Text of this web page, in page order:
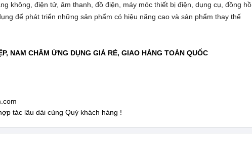
không, điện tử, âm thanh, đồ điện, máy móc thiết bị điện, dụng cụ, đồng hồ
để phát triển những sản phẩm có hiệu năng cao và sản phẩm thay thế
NAM CHÂM ỨNG DỤNG GIÁ RẺ, GIAO HÀNG TOÀN QUỐC
tác lâu dài cùng Quý khách hàng !